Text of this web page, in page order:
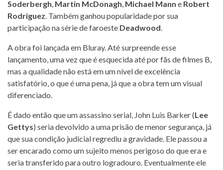
Soderbergh, Martin McDonagh, Michael Mann e Robert
Rodriguez. Também ganhou popularidade por sua
participação na série de faroeste Deadwood.
A obra foi lançada em Bluray. Até surpreende esse
lançamento, uma vez que é esquecida até por fãs de filmes B,
mas a qualidade não está em um nível de excelência
satisfatório, o que é uma pena, já que a obra tem um visual
diferenciado.
É dado então que um assassino serial, John Luis Barker (Lee
Gettys) seria devolvido a uma prisão de menor segurança, já
que sua condição judicial regrediu a gravidade. Ele passou a
ser encarado como um sujeito menos perigoso do que era e
seria transferido para outro logradouro. Eventualmente ele